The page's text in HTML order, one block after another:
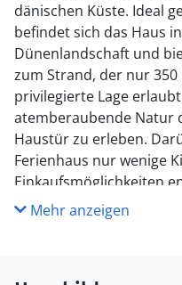
dänischen Küste. Ideal
befindet sich das Haus
Dünenlandschaft und
zum Strand, der nur
privilegierte Lage
atemberaubende Natur
Haustür zu erleben.
Ferienhaus nur wenige
Einkaufsmöglichkeiten
Nötige für euren
Sommer oder Winter,
Mehr anzeigen